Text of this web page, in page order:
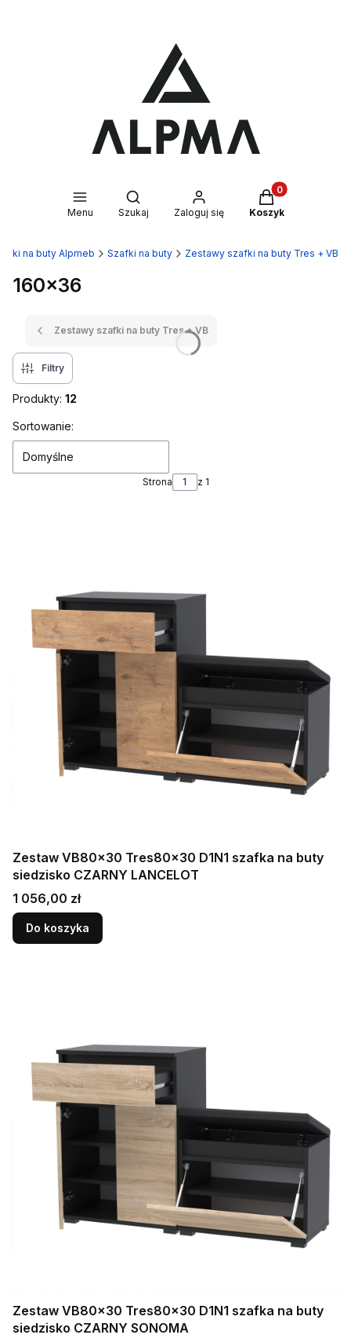
Menu
Otwórz wyszukiwarkę
Szukaj Zaloguj się
Produkty w
Koszyk
na buty Alpmeb Szafki na buty Zestawy szafki na buty Tres + VB
160x36
Zestawy szafki na buty Tres + VB
Filtry
Produkty: 12
Lista produktów
Sortowanie:
Domyślne
Strona z 1
Zestaw VB80x30 Tres80x30 D1N1 szafka na buty
siedzisko CZARNY LANCELOT
Cena
1 056,00 zł
Do koszyka
Zestaw VB80x30 Tres80x30 D1N1 szafka na buty
siedzisko CZARNY SONOMA